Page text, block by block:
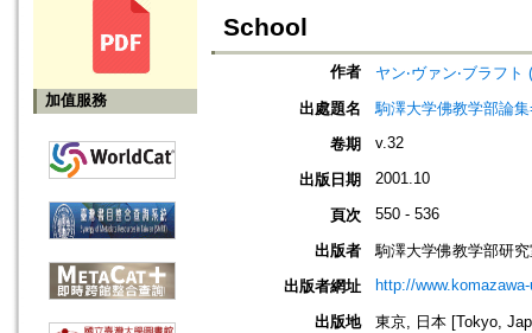
加值服務
School
作者
ヤン‧ヴァン‧ブラフ
出處題名
駒澤大学佛教学部論
卷期
v.32
出版日期 2001.10
頁次 550 - 536
出版者
駒澤大学佛教学部研
出版者網址
http://
出版地
東京, 日本 [Tokyo,